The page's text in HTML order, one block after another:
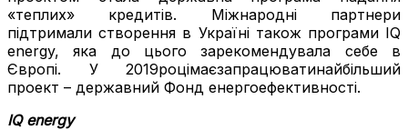
«теплих» кредитів. Міжнародні партнери
підтримали створення в Україні також програми IQ
energy, яка до цього зарекомендувала себе в
Європі. У 2019роцімаєзапрацюватинайбільший
проект – державний Фонд енергоефективності.
IQ energy